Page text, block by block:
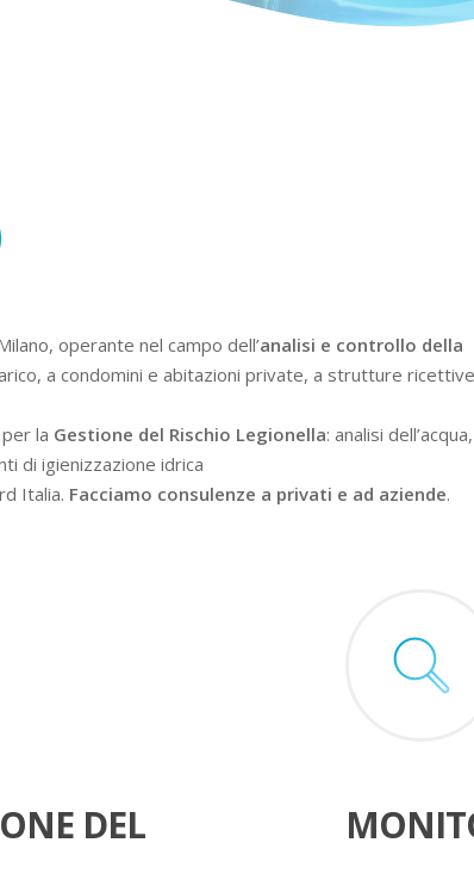
operante nel campo dell’analisi e controllo della
a condomini e abitazioni private, a strutture ricettive
la Gestione del Rischio Legionella: analisi dell’acqua,
di igienizzazione idrica
Italia. Facciamo consulenze a privati e ad aziende.
DEL